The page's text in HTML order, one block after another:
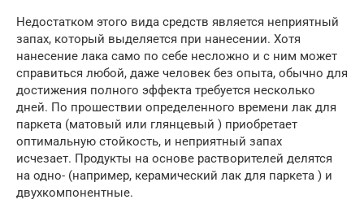
Недостатком этого вида средств является неприятный
запах, который выделяется при нанесении. Хотя
нанесение лака само по себе несложно и с ним может
справиться любой, даже человек без опыта, обычно для
достижения полного эффекта требуется несколько
дней. По прошествии определенного времени лак для
паркета (матовый или глянцевый ) приобретает
оптимальную стойкость, и неприятный запах
исчезает. Продукты на основе растворителей делятся
на одно- (например, керамический лак для паркета ) и
двухкомпонентные.